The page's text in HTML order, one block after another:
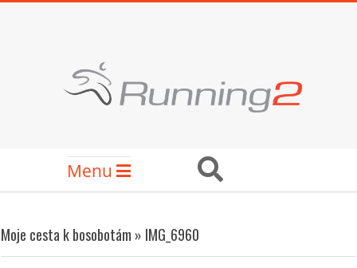
Secondary
Navigation
Menu Search
Moje cesta k bosobotám » IMG_6960